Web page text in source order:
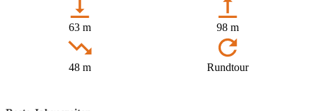
63 m 98 m
48 m Rundtour